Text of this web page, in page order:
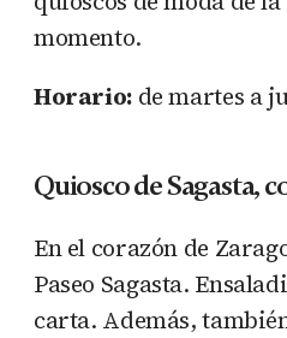
momento.
Horario:de martes a
Quiosco de Sagasta,
En el corazón de
Paseo Sagasta.
carta. Además,